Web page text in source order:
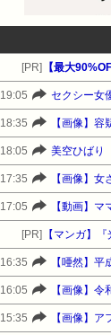
[PR] 【最大
19:05 セクシー女
18:35 【画像】
18:05 美空ひばり
17:35 【画像】
17:05 【動画】
[PR] 【マンガ】
16:35 【唖然】
16:05 【画像】
15:35 【画像】